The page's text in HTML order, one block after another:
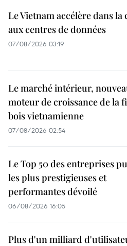
Le Vietnam accélère dans la
aux centres de données
07/08/2026 03:19
Le marché intérieur,
moteur de croissance de la
bois vietnamienne
07/08/2026 02:54
Le Top 50 des entreprises
les plus prestigieuses et
performantes dévoilé
06/08/2026 16:05
Plus d'un milliard